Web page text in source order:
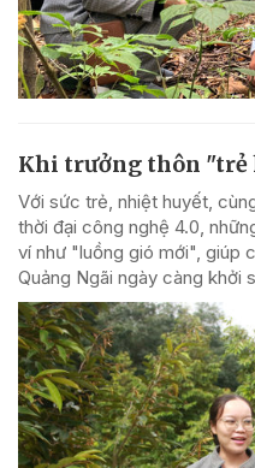
Khi trưởng thôn "trẻ
Với sức trẻ, nhiệt huyết,
thời đại công nghệ 4.0,
ví như "luồng gió mới", giúp
Quảng Ngãi ngày càng khởi